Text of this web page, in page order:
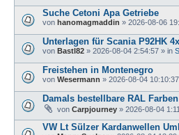
Suche Cetoni Apa Getriebe
von hanomagmaddin » 2026-08-06
Unterlagen für Scania P92HK
von Bastl82 » 2026-08-04 2:54:57 » in
Freistehen in Montenegro
von Wesermann » 2026-08-04 10:10:37
Damals bestellbare RAL
von Carpjourney » 2026-08-04
VW Lt Sülzer Kardanwellen